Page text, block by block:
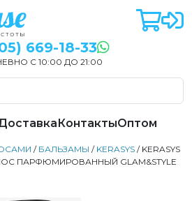
669-18-33
С 10:00 ДО 21:00
КонтактыОптом
/ БАЛЬЗАМЫ / KERASYS / KERASYS
ПАРФЮМИРОВАННЫЙ GLAM&STYLE